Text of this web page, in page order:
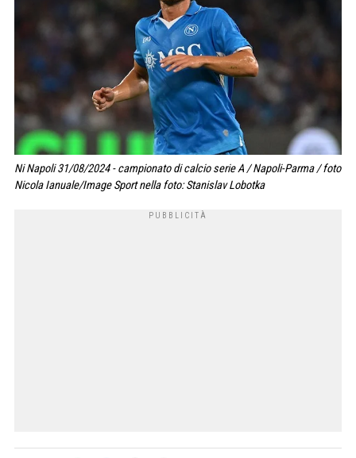
Ni Napoli 31/08/2024 - campionato di calcio serie A / Napoli-Parma / foto
Nicola Ianuale/Image Sport nella foto: Stanislav Lobotka